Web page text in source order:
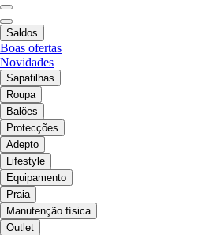
Saldos
Boas ofertas
Novidades
Sapatilhas
Roupa
Balões
Protecções
Adepto
Lifestyle
Equipamento
Praia
Manutenção física
Outlet